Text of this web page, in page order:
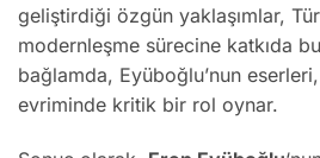
geliştirdiği özgün yaklaşımlar,
modernleşme sürecine katkıda
bağlamda, Eyüboğlu’nun
evriminde kritik bir rol oynar.